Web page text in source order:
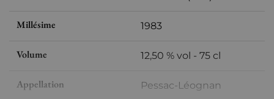
Millésime 1983
Volume 12,50 % vol - 75 cl
Appellation Pessac-Léognan